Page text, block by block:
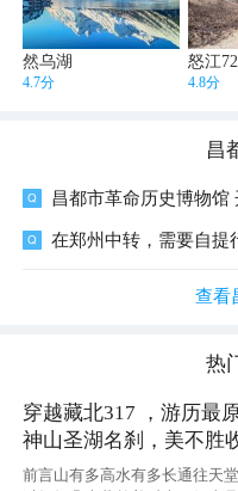
然乌湖
4.7分
怒江
4.8分
昌
昌都市革命历史博物馆
在郑州中转，需要自提
查看
热
穿越藏北317 ，游历最
神山圣湖名刹，美不胜
驾攻略）
前言山有多高水有多长通往天